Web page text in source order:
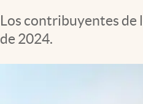
El Cronista Studio
Mediakit
abre en nueva pestaña
Los contribuyentes de
de 2024.